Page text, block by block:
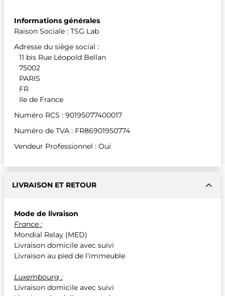
Informations générales
Raison Sociale : TSG Lab
Adresse du siège social :
11 bis Rue Léopold Bellan
75002
PARIS
FR
Ile de France
Numéro RCS : 90195077400017
Numéro de TVA : FR86901950774
Vendeur Professionnel : Oui
LIVRAISON ET RETOUR
Mode de livraison
France :
Mondial Relay (MED)
Livraison domicile avec suivi
Livraison au pied de l'immeuble
Luxembourg :
Livraison domicile avec suivi